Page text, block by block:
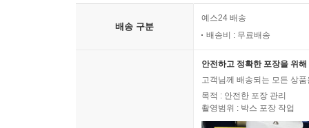
배송 구분
예스24 배송
배송비 : 무료배송
안전하고 정확한 포장을 위
고객님께 배송되는 모든 상
목적 : 안전한 포장 관리
촬영범위 : 박스 포장 작업